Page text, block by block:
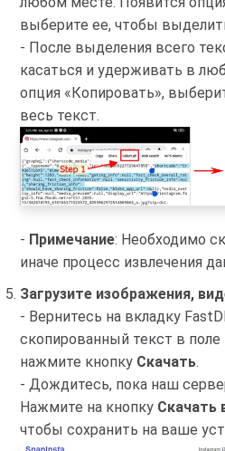
выберите ее, чтобы
- После выделения всего
касаться и удерживать в
опция «Копировать»,
весь текст.
- Примечание: Необходимо
иначе процесс извлечения
Загрузите изображения,
- Вернитесь на вкладку
скопированный текст в
нажмите кнопку Скачать.
- Дождитесь, пока наш
Нажмите на кнопку Скачать
чтобы сохранить на ваше